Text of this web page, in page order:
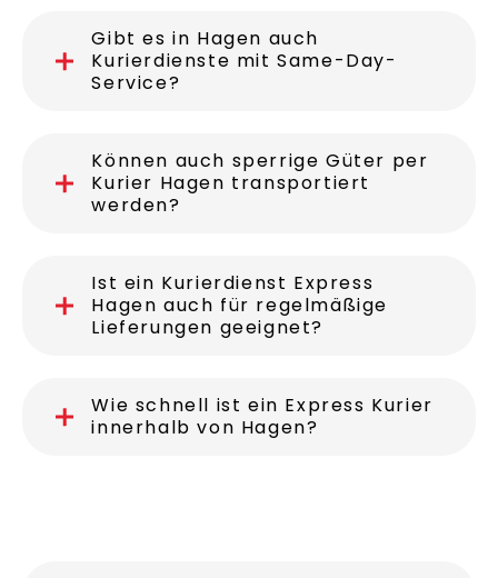
Kurierdienste mit Same-Day-
Service?
Kurier Hagen transportiert
werden?
Hagen auch für regelmäßige
Lieferungen geeignet?